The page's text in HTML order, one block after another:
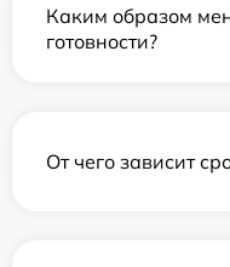
Каким образом
готовности?
От чего зависит